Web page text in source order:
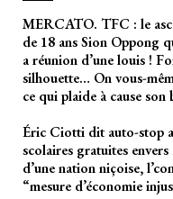
MERCATO. TFC : le
de 18 ans Sion Oppong
a réunion d’une louis !
silhouette… On vous-
ce qui plaide à cause son
Éric Ciotti dit auto-stop
scolaires gratuites
d’une nation niçoise,
“mesure d’économie